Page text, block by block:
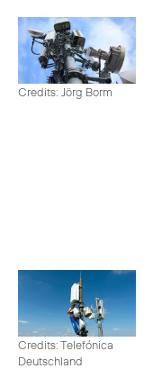
Credits: Jörg Borm
Credits: Telefónica
Deutschland